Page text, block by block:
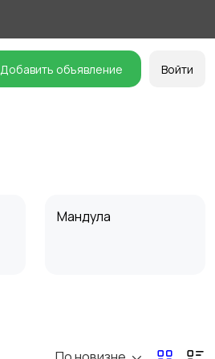
Добавить объявление Войти
Мандула